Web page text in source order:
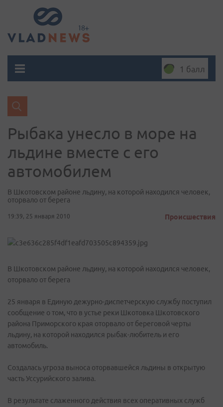
1 балл
Рыбака унесло в море на
льдине вместе с его
автомобилем
В Шкотовском районе льдину, на которой находился человек,
оторвало от берега
19:39, 25 января 2010 Происшествия
В Шкотовском районе льдину, на которой находился человек,
оторвало от берега
25 января в Единую дежурно-диспетчерскую службу поступил
сообщение о том, что в устье реки Шкотовка Шкотовского
района Приморского края оторвало от береговой черты
льдину, на которой находился рыбак-любитель и его
автомобиль.
Создалась угроза выноса оторвавшейся льдины в открытую
часть Уссурийского залива.
В результате слаженного действия всех оперативных служб